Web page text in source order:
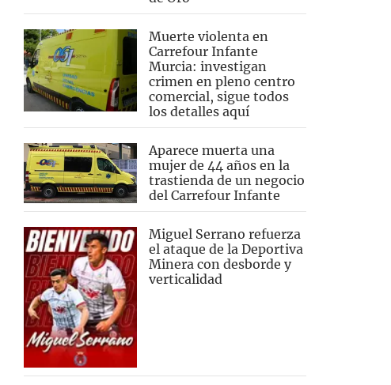
Muerte violenta en
Carrefour Infante
Murcia: investigan
crimen en pleno centro
comercial, sigue todos
los detalles aquí
Aparece muerta una
mujer de 44 años en la
trastienda de un negocio
del Carrefour Infante
Miguel Serrano refuerza
el ataque de la Deportiva
Minera con desborde y
verticalidad